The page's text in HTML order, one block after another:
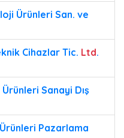
Ürünleri San. ve
Cihazlar Tic. Ltd.
Sanayi Dış
Pazarlama